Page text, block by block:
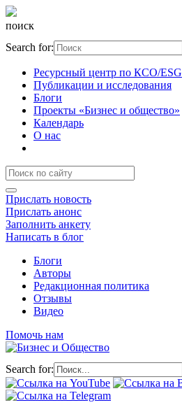
поиск
Search for:
Ресурсный центр по КСО/ESG
Публикации и исследования
Блоги
Проекты «Бизнес и общество»
Календарь
О нас
Прислать новость
Прислать анонс
Заполнить анкету
Написать в блог
Блоги
Авторы
Редакционная политика
Отзывы
Видео
Помочь нам
Search for: